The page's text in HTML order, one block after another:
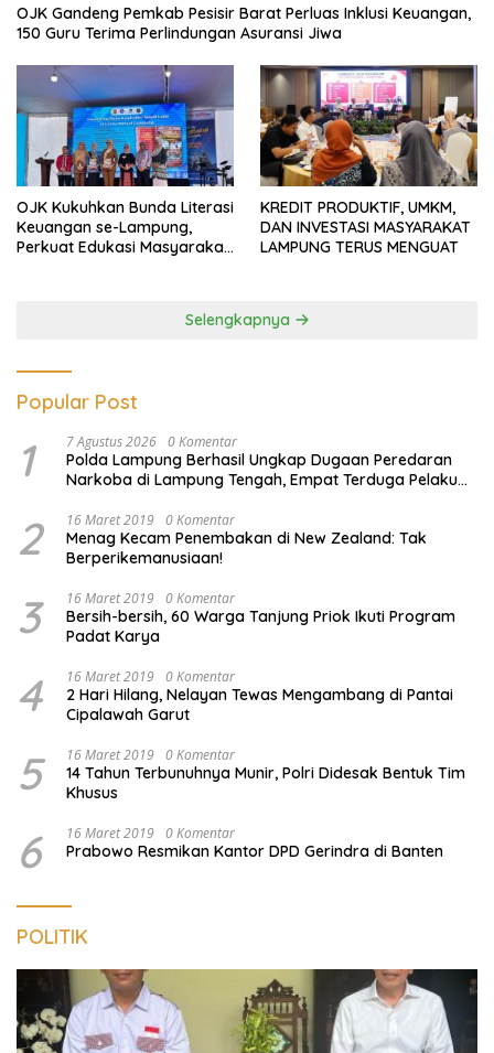
OJK Gandeng Pemkab Pesisir Barat Perluas Inklusi Keuangan,
150 Guru Terima Perlindungan Asuransi Jiwa
OJK Kukuhkan Bunda Literasi
Keuangan se-Lampung,
Perkuat Edukasi Masyarakat
KREDIT PRODUKTIF, UMKM,
DAN INVESTASI MASYARAKAT
LAMPUNG TERUS MENGUAT
Selengkapnya
Popular Post
1 7 Agustus 2026 0 Komentar
Polda Lampung Berhasil Ungkap Dugaan Peredaran
Narkoba di Lampung Tengah, Empat Terduga Pelaku
2 16 Maret 2019 0 Komentar
Menag Kecam Penembakan di New Zealand: Tak
Berperikemanusiaan!
3 16 Maret 2019 0 Komentar
Bersih-bersih, 60 Warga Tanjung Priok Ikuti Program
Padat Karya
4 16 Maret 2019 0 Komentar
2 Hari Hilang, Nelayan Tewas Mengambang di Pantai
Cipalawah Garut
5 16 Maret 2019 0 Komentar
14 Tahun Terbunuhnya Munir, Polri Didesak Bentuk Tim
Khusus
6 16 Maret 2019 0 Komentar
Prabowo Resmikan Kantor DPD Gerindra di Banten
POLITIK